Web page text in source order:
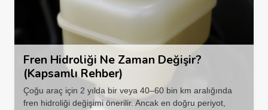
Fren Hidroliği Ne Zaman Değişir?
(Kapsamlı Rehber)
Çoğu araç için 2 yılda bir veya 40–60 bin km aralığında
fren hidroliği değişimi önerilir. Ancak en doğru periyot,